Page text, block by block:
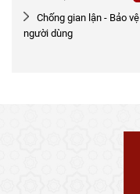
Chống gian lận - Bảo vệ
người dùng